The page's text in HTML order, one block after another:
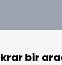
bir